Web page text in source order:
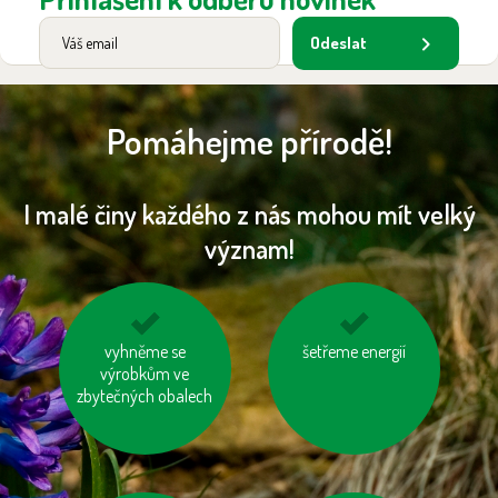
Odeslat
Pomáhejme přírodě!
I malé činy každého z nás mohou mít velký
význam!
vyhněme se
výrobkům ve
zbytečných obalech
jezme sezónní
zeleninu a ovoce
vypěstované v našem
šetřeme energií
zvažme, jestli